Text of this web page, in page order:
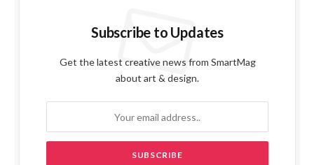
Subscribe to Updates
Get the latest creative news from SmartMag
about art & design.